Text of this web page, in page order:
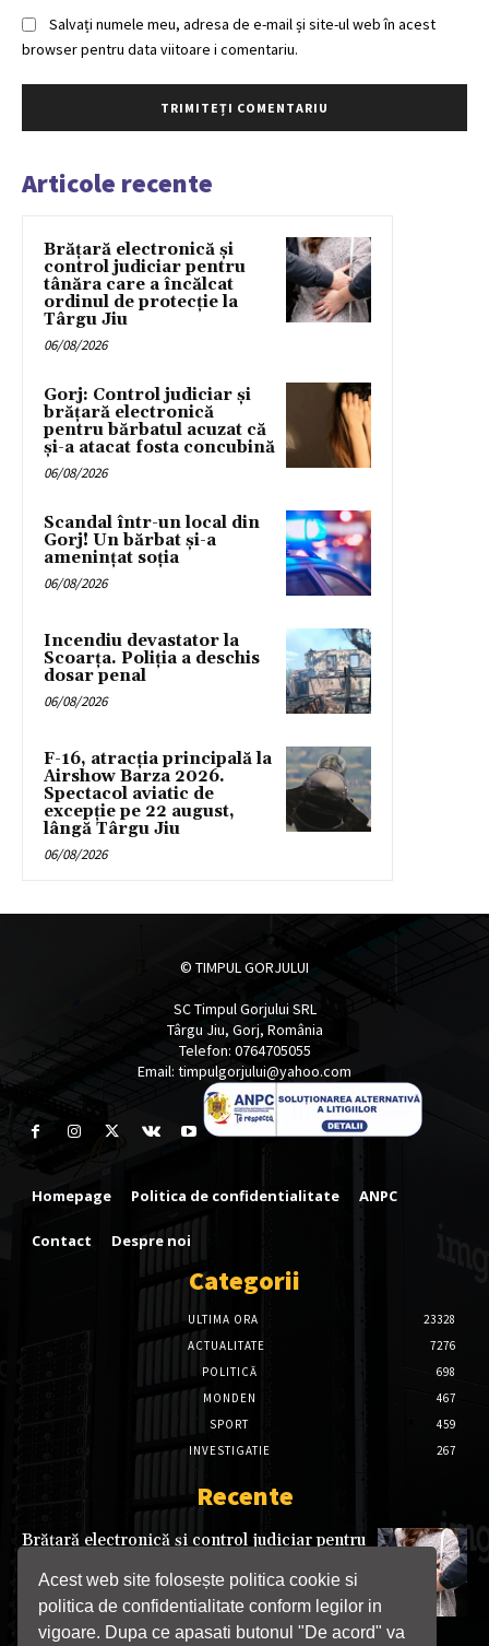
Acest web site folosește politica cookie si
politica de confidentialitate conform legilor in
vigoare. Dupa ce apasati butonul "De acord" va
Salvați numele meu, adresa de e-mail și site-ul web în acest
browser pentru data viitoare i comentariu.
Articole recente
Brățară electronică și
control judiciar pentru
tânăra care a încălcat
ordinul de protecție la
Târgu Jiu
06/08/2026
Gorj: Control judiciar și
brățară electronică
pentru bărbatul acuzat că
și-a atacat fosta concubină
06/08/2026
Scandal într-un local din
Gorj! Un bărbat și-a
amenințat soția
06/08/2026
Incendiu devastator la
Scoarța. Poliția a deschis
dosar penal
06/08/2026
F-16, atracția principală la
Airshow Barza 2026.
Spectacol aviatic de
excepție pe 22 august,
lângă Târgu Jiu
06/08/2026
© TIMPUL GORJULUI
SC Timpul Gorjului SRL
Târgu Jiu, Gorj, România
Telefon: 0764705055
Email: timpulgorjului@yahoo.com
Homepage Politica de confidentialitate ANPC
Contact Despre noi
Categorii
ULTIMA ORA
23328
ACTUALITATE
7276
POLITICĂ
698
MONDEN
467
SPORT
459
INVESTIGATIE
267
Recente
Brățară electronică și control judiciar pentru
Târgu Jiu
06/08/2026